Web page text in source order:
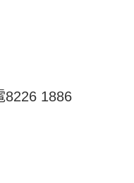
8226 1886